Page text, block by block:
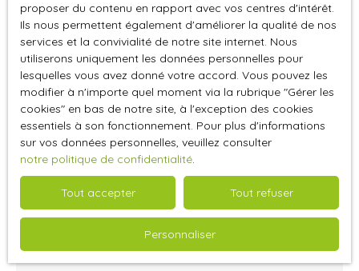
Pertinence
Trier par Créer une alerte
proposer du contenu en rapport avec vos centres d'intérêt.
Ils nous permettent également d'améliorer la qualité de nos
services et la convivialité de notre site internet. Nous
utiliserons uniquement les données personnelles pour
lesquelles vous avez donné votre accord. Vous pouvez les
modifier à n'importe quel moment via la rubrique ″Gérer les
cookies″ en bas de notre site, à l'exception des cookies
essentiels à son fonctionnement. Pour plus d'informations
sur vos données personnelles, veuillez consulter
notre politique de confidentialité.
Tout accepter Tout refuser
Personnaliser